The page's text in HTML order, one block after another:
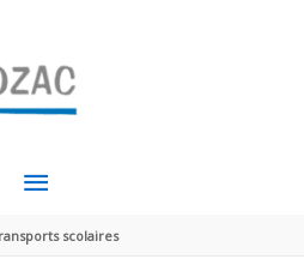
MENU
PRINCIPAL
scolaires